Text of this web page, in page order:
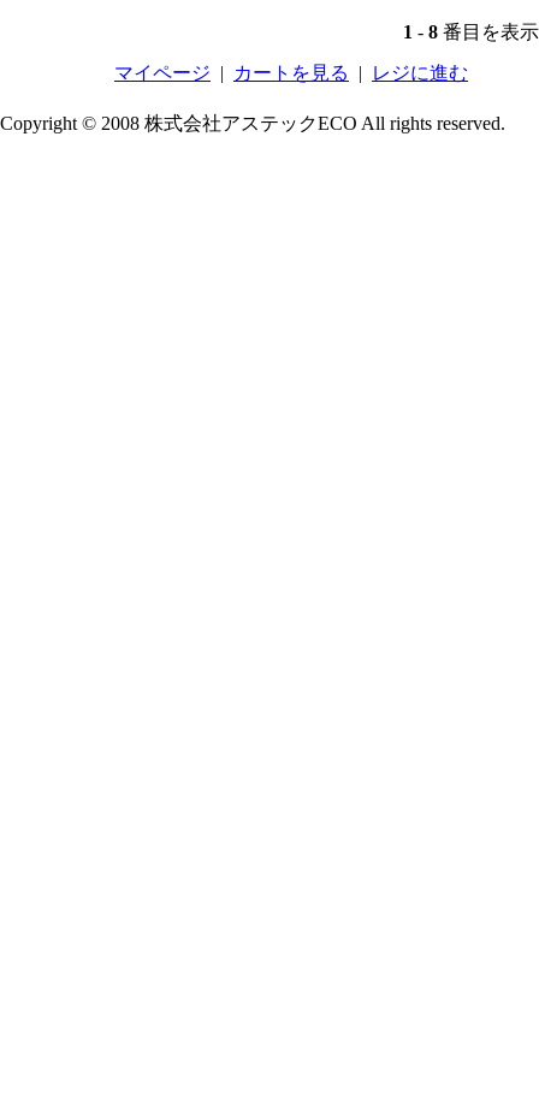
1 - 8 番目を表
マイページ | カートを見る | レジに進む
Copyright © 2008 株式会社アステックECO All rights reserved.